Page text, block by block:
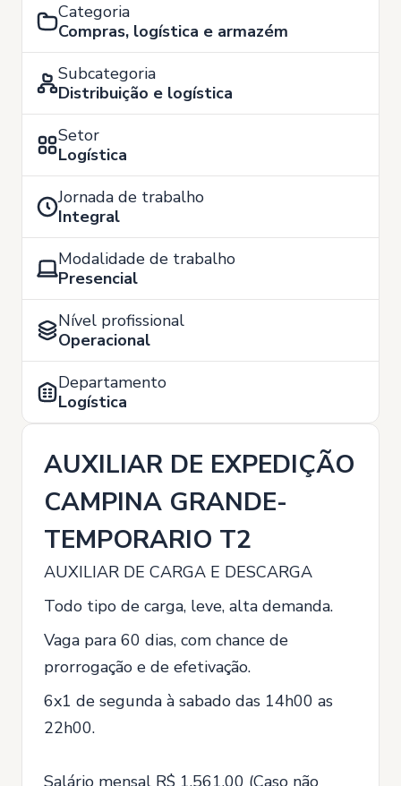
Categoria
Compras, logística e armazém
Subcategoria
Distribuição e logística
Setor
Logística
Jornada de trabalho
Integral
Modalidade de trabalho
Presencial
Nível profissional
Operacional
Departamento
Logística
AUXILIAR DE EXPEDIÇÃO
CAMPINA GRANDE-
TEMPORARIO T2
AUXILIAR DE CARGA E DESCARGA
Todo tipo de carga, leve, alta demanda.
Vaga para 60 dias, com chance de
prorrogação e de efetivação.
6x1 de segunda à sabado das 14h00 as
22h00.
Salário mensal R$ 1.561,00 (Caso não